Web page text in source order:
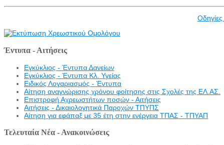
Οδηγίες
Έντυπα - Αιτήσεις
Εγκύκλιος - Έντυπα Δανείων
Εγκύκλιος - Έντυπα Κλ. Υγείας
Eιδικός Λογαριασμός - Έντυπα
Αίτηση αναγνώρισης χρόνου φοίτησης στις Σχολές της ΕΛ.ΑΣ.
Επιστροφή Αχρεωστήτων ποσών - Αιτήσεις
Αιτήσεις - Δικαιολογητικά Παροχών ΤΠΥΠΣ
Αίτηση για εφάπαξ με 35 έτη στην ενέργεια ΤΠΑΣ - ΤΠΥΑΠ
Τελευταία Νέα - Ανακοινώσεις